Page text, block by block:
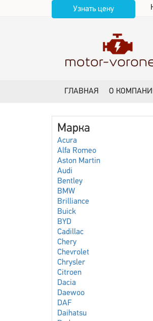
Узнать цену
ГЛАВНАЯ О
Марка
Acura
Alfa Romeo
Aston Martin
Audi
Bentley
BMW
Brilliance
Buick
BYD
Cadillac
Chery
Chevrolet
Chrysler
Citroen
Dacia
Daewoo
DAF
Daihatsu